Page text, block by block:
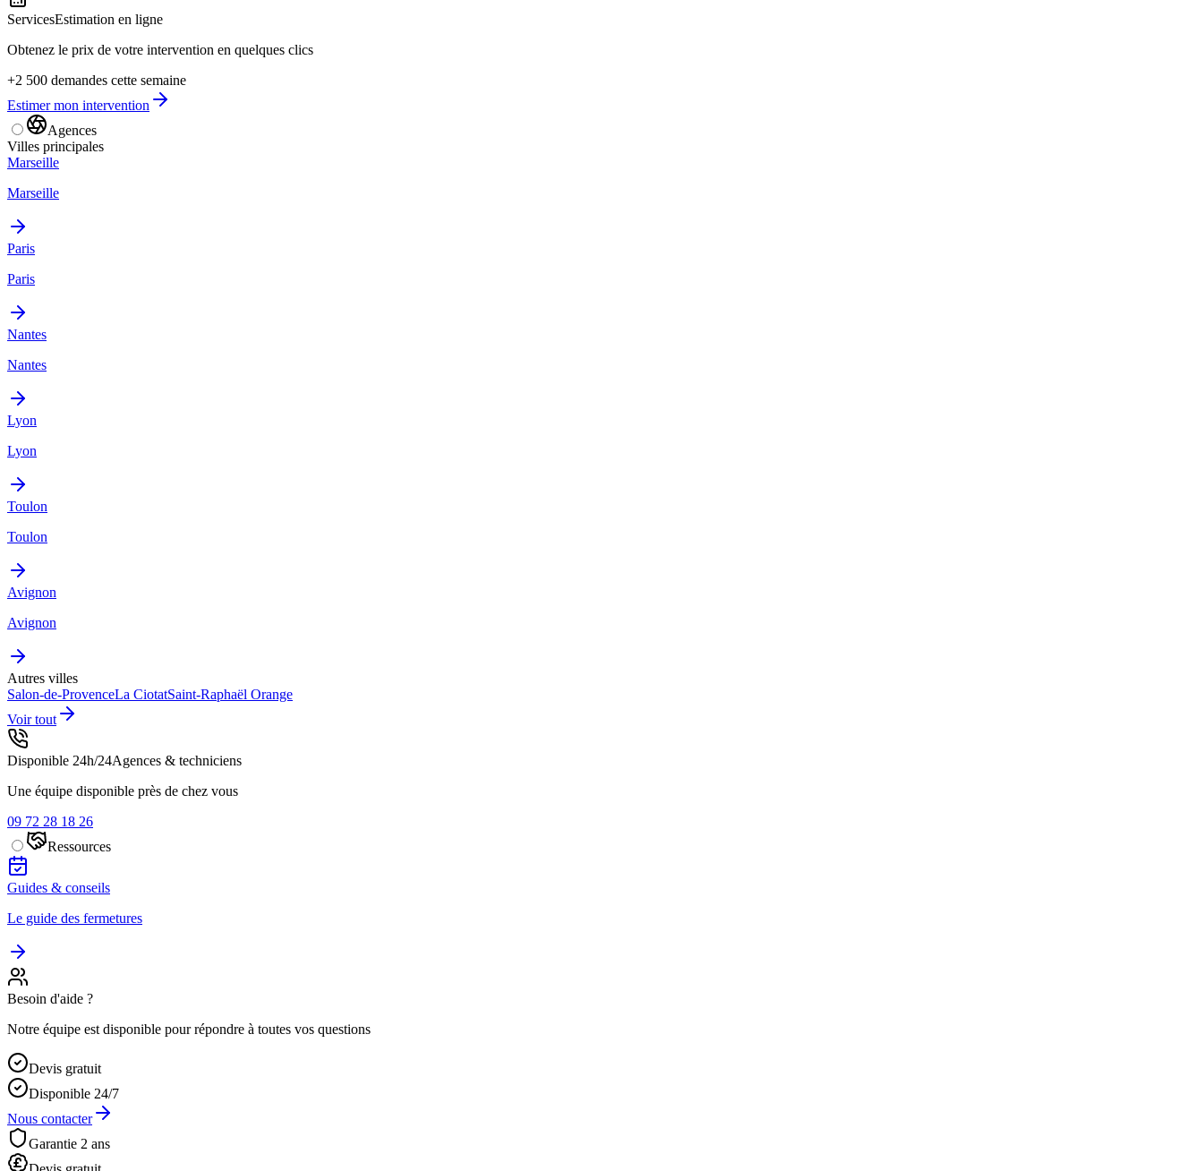
ServicesEstimation en ligne
Obtenez le prix de votre intervention en quelques clics
+2 500 demandes cette semaine
Estimer mon intervention
Agences
Villes principales
Marseille
Marseille
Paris
Paris
Nantes
Nantes
Lyon
Lyon
Toulon
Toulon
Avignon
Avignon
Autres villes
Salon-de-ProvenceLa CiotatSaint-Raphaël Orange
Voir tout
Disponible 24h/24Agences & techniciens
Une équipe disponible près de chez vous
09 72 28 18 26
Ressources
Guides & conseils
Le guide des fermetures
Besoin d'aide ?
Notre équipe est disponible pour répondre à toutes vos questions
Devis gratuit
Disponible 24/7
Nous contacter
Garantie 2 ans